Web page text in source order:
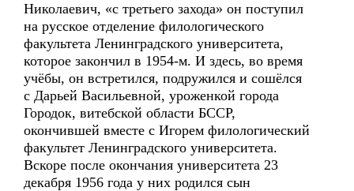
Николаевич, «с третьего захода» он поступил
на русское отделение филологического
факультета Ленинградского университета,
которое закончил в 1954-м. И здесь, во время
учёбы, он встретился, подружился и сошёлся
с Дарьей Васильевной, уроженкой города
Городок, витебской области БССР,
окончившей вместе с Игорем филологический
факультет Ленинградского университета.
Вскоре после окончания университета 23
декабря 1956 года у них родился сын